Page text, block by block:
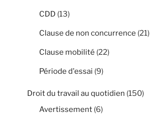
CDD (13)
Clause de non concurrence (21)
Clause mobilité (22)
Période d'essai (9)
Droit du travail au quotidien (150)
Avertissement (6)